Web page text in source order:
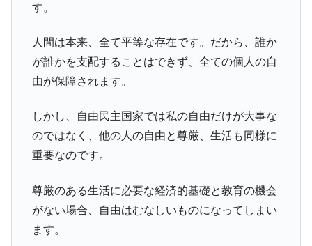
す。
人間は本来、全て平等な存在です。だから、誰か
が誰かを支配することはできず、全ての個人の自
由が保障されます。
しかし、自由民主国家では私の自由だけが大事な
のではなく、他の人の自由と尊厳、生活も同様に
重要なのです。
尊厳のある生活に必要な経済的基礎と教育の機会
がない場合、自由はむなしいものになってしまい
ます。